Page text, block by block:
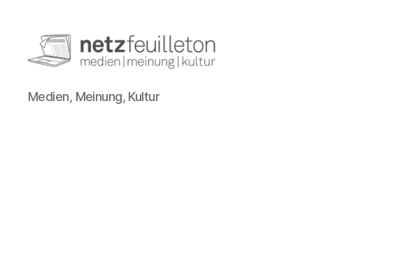
netzfeuilleton.de
Medien, Meinung, Kultur